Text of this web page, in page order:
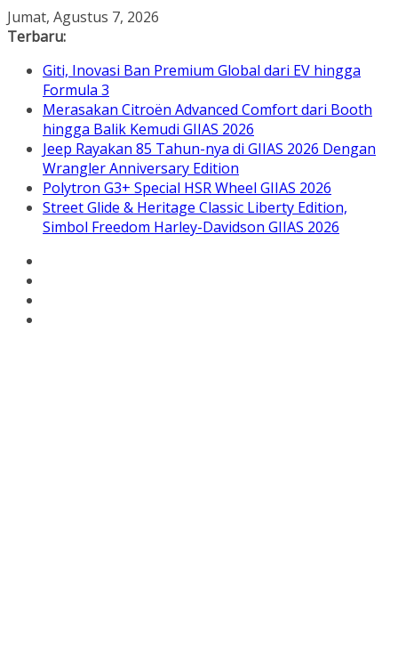
Skip
to
Jumat, Agustus 7, 2026
Terbaru:
Giti, Inovasi Ban Premium Global dari EV hingga
Formula 3
Merasakan Citroën Advanced Comfort dari Booth
hingga Balik Kemudi GIIAS 2026
Jeep Rayakan 85 Tahun-nya di GIIAS 2026 Dengan
Wrangler Anniversary Edition
Polytron G3+ Special HSR Wheel GIIAS 2026
Street Glide & Heritage Classic Liberty Edition,
Simbol Freedom Harley-Davidson GIIAS 2026